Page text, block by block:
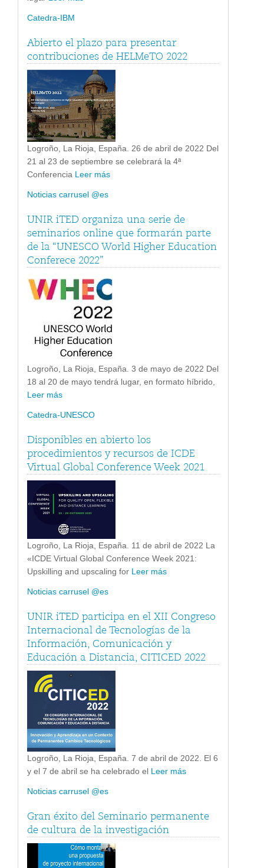
Catedra-IBM
Abierto el plazo para presentar
contribuciones de HELMeTO 2022
Logroño, La Rioja, España. 26 de abril de 2022 Del
21 al 23 de septiembre se celebrará la 4ª
Conferencia Leer más
Noticias carrusel @es
UNIR iTED organiza una serie de
seminarios online que formarán parte
de la “UNESCO World Higher Education
Conferece 2022”
Logroño, La Rioja, España. 3 de mayo de 2022 Del
18 al 20 de mayo tendrá lugar, en formato híbrido,
Leer más
Catedra-UNESCO
Disponibles en abierto los
procedimientos y recursos de ICDE
Virtual Global Conference Week 2021
Logroño, La Rioja, España. 11 de abril de 2022 La
«ICDE Virtual Global Conference Week 2021:
Upskilling and upscaling for Leer más
Noticias carrusel @es
UNIR iTED participa en el XII Congreso
Internacional de Tecnologías de la
Información, Comunicación y
Educación a Distancia, CITICED 2022
Logroño, La Rioja, España. 7 de abril de 2022. El 6
y el 7 de abril se ha celebrado el Leer más
Noticias carrusel @es
Gran éxito del Seminario permanente
de cultura de la investigación